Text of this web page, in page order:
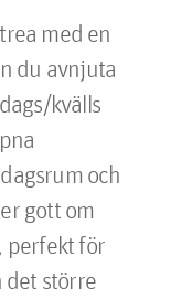
med en
du avnjuta
kvälls
och
gott om
perfekt för
det större